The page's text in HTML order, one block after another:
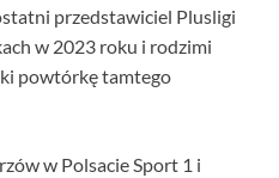
przedstawiciel Plusligi
w 2023 roku i rodzimi
powtórkę tamtego
w Polsacie Sport 1 i